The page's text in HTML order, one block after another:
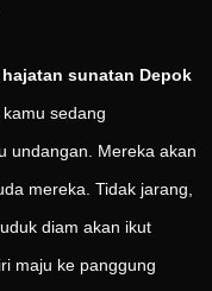
sunatan Depok
sedang
undangan. Mereka akan
mereka. Tidak jarang,
diam akan ikut
maju ke panggung